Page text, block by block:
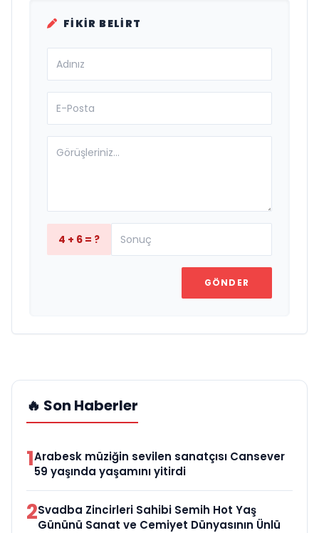
FIKIR BELIRT
4 + 6 = ?
GÖNDER
🔥 Son Haberler
1Arabesk müziğin sevilen sanatçısı Cansever
59 yaşında yaşamını yitirdi
2Svadba Zincirleri Sahibi Semih Hot Yaş
Gününü Sanat ve Cemiyet Dünyasının Ünlü